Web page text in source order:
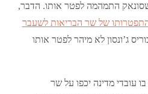
התמהמה לפטר אותו. הדבר,
של שר הבריאות לשעבר
ג’ונסון לא מיהר לפטר אותו
עובדי מדינה יכפו על שר